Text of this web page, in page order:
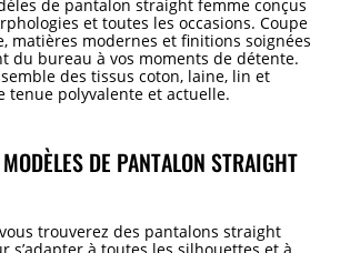
de pantalon straight femme conçus
et toutes les occasions. Coupe
matières modernes et finitions soignées
du bureau à vos moments de détente.
des tissus coton, laine, lin et
tenue polyvalente et actuelle.
DE PANTALON STRAIGHT
trouverez des pantalons straight